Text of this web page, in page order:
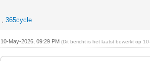
,365cycle
10-May-2026, 09:29 PM(Dit bericht is het laatst bewerkt op